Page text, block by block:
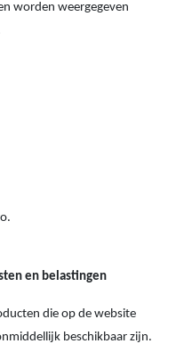
worden weergegeven
en belastingen
die op de website
beschikbaar zijn.